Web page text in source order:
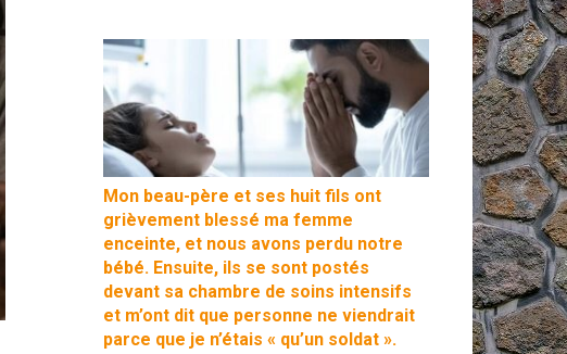
Mon beau-père et ses huit fils ont
grièvement blessé ma femme
enceinte, et nous avons perdu notre
bébé. Ensuite, ils se sont postés
devant sa chambre de soins intensifs
et m’ont dit que personne ne viendrait
parce que je n’étais « qu’un soldat ».